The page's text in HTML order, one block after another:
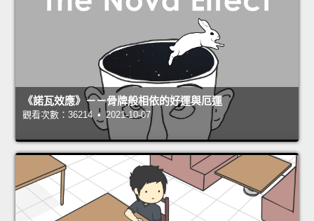
《諾瓦效應》－－骨牌般相依的好運與厄運
觀看次數：36214 • 2021-10-07